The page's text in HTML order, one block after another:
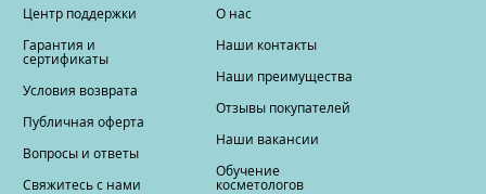
Центр поддержки
Гарантия и
сертификаты
Условия возврата
Публичная оферта
Вопросы и ответы
Свяжитесь с нами
О нас
Наши контакты
Наши преимущества
Отзывы покупателей
Наши вакансии
Обучение
косметологов